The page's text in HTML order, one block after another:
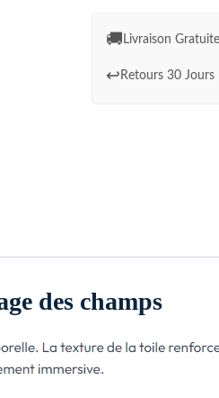
Tulipes
paysage
🚚 Livraison
↩️ Retours 30 Jours
des champs